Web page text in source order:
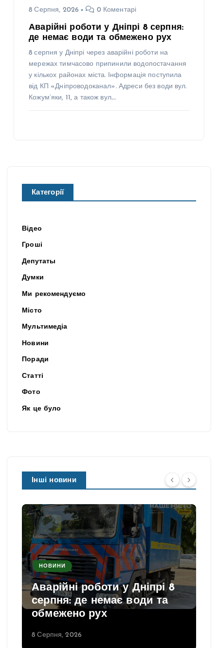
8 Серпня, 2026 0 Коментарі
Аварійні роботи у Дніпрі 8 серпня:
де немає води та обмежено рух
8 серпня у Дніпрі через аварійні роботи на
мережах тимчасово припинили водопостачання
у кількох районах міста. Інформація поступила
від КП «Дніпроводоканал». Адреси без води вул.
Кожум’яки, 11, а також вул.…
Категорії
Відео
Гроші
Депутаты
Думки
Ми рекомендуємо
Місто
Мультимедіа
Новини
Поради
Статті
Фото
Як це було
Інші новини
НОВИНИ
Аварійні роботи у Дніпрі 8
серпня: де немає води та
обмежено рух
8 Серпня, 2026